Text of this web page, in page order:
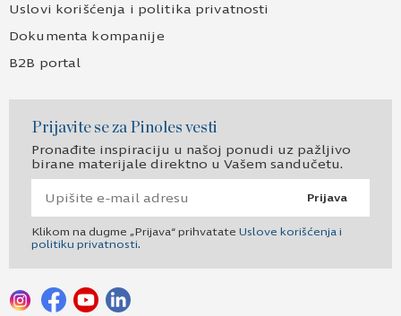
Uslovi korišćenja i politika privatnosti
Dokumenta kompanije
B2B portal
Prijavite se za Pinoles vesti
Pronađite inspiraciju u našoj ponudi uz pažljivo
birane materijale direktno u Vašem sandučetu.
Prijava
Klikom na dugme „Prijava“ prihvatate Uslove korišćenja i
politiku privatnosti.